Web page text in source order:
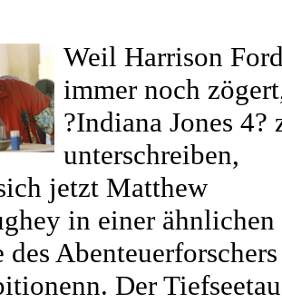
Weil Harrison
immer noch
?Indiana Jones 4?
unterschreiben,
jetzt Matthew
in einer ähnlichen
Der